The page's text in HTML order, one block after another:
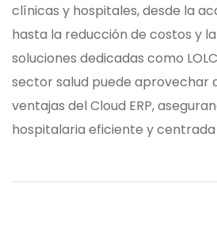
clínicas y hospitales, desde la
hasta la reducción de costos y
soluciones dedicadas como
sector salud puede aprovechar
ventajas del Cloud ERP,
hospitalaria eficiente y